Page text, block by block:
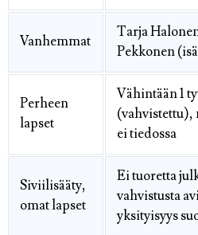
Vanhemmat
Tarja
Pekkonen
Perheen
lapset
Vähintään 1
(vahvistettu),
ei tiedossa
Siviilisääty,
omat lapset
Ei tuoretta
vahvistusta
yksityisyys